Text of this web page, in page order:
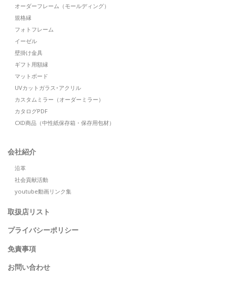
オーダーフレーム（モールディング）
規格縁
フォトフレーム
イーゼル
壁掛け金具
ギフト用額縁
マットボード
UVカットガラス･アクリル
カスタムミラー（オーダーミラー）
カタログPDF
CXD商品（中性紙保存箱・保存用包材）
会社紹介
沿革
社会貢献活動
youtube動画リンク集
取扱店リスト
プライバシーポリシー
免責事項
お問い合わせ